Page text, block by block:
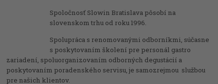
Spoločnosť Slowin Bratislava pôsobí na
slovenskom trhu od roku 1996.
Spolupráca s renomovanými odborníkmi, súčasne
s poskytovaním školení pre personál gastro
zariadení, spoluorganizovaním odborných degustácií a
poskytovaním poradenského servisu, je samozrejmou službou
pre našich klientov.